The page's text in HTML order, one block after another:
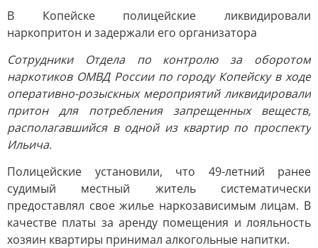
В Копейске полицейские ликвидировали
наркопритон и задержали его организатора
Сотрудники Отдела по контролю за оборотом
наркотиков ОМВД России по городу Копейску в ходе
оперативно-розыскных мероприятий ликвидировали
притон для потребления запрещенных веществ,
располагавшийся в одной из квартир по проспекту
Ильича.
Полицейские установили, что 49-летний ранее
судимый местный житель систематически
предоставлял свое жилье наркозависимым лицам. В
качестве платы за аренду помещения и лояльность
хозяин квартиры принимал алкогольные напитки.